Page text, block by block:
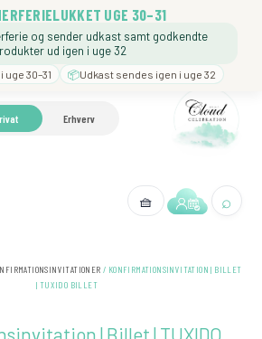
UGE 30–31
og sender udkast samt godkendte
ud igen i uge 32
30–31 📦Udkast sendes igen i uge 32
Erhverv
🧺 ⌕
❓️ BESØG
/ KONFIRMATIONSINVITATION | BILLET
| TUXIDO BILLET
| Billet | TUXIDO